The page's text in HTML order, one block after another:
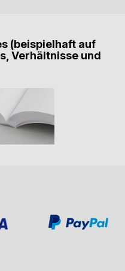
(beispielhaft auf
Verhältnisse und